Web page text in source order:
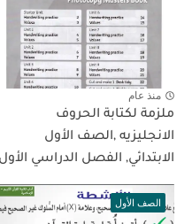
منذ عام
ملزمة لكتابة الحروف
الانجليزيه ,الصف الأول
الابتدائي, الفصل الدراسي الأول
الصف الأول